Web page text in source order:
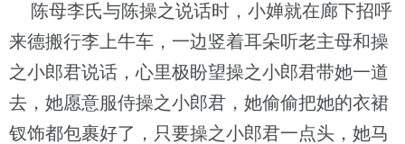
陈母李氏与陈操之说话时，小婵就在廊下招呼
来德搬行李上牛车，一边竖着耳朵听老主母和操
之小郎君说话，心里极盼望操之小郎君带她一道
去，她愿意服侍操之小郎君，她偷偷把她的衣裙
钗饰都包裹好了，只要操之小郎君一点头，她马